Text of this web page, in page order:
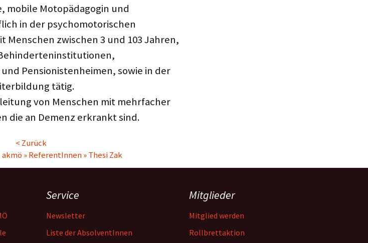
mobile Motopädagogin und
in der psychomotorischen
zwischen 3 und 103 Jahren,
Pensionistenheimen, sowie in der
tätig.
von Menschen mit mehrfacher
die an Demenz erkrankt sind.
< Zurück
akmö »ReferentInnen»Thesi Zak
Service
Newsletter
Liste der AbsolventInnen
Mitglieder
Mitglied werden
Rollbrettaktion